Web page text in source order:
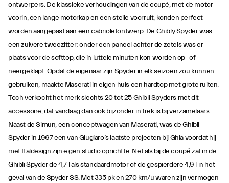
ontwerpers. De klassieke verhoudingen van de coupé, met de motor
voorin, een lange motorkap en een steile voorruit, konden perfect
worden aangepast aan een cabrioletontwerp. De Ghibly Spyder was
een zuivere tweezitter; onder een paneel achter de zetels was er
plaats voor de softtop, die in luttele minuten kon worden op- of
neergeklapt. Opdat de eigenaar zijn Spyder in elk seizoen zou kunnen
gebruiken, maakte Maserati in eigen huis een hardtop met grote ruiten.
Toch verkocht het merk slechts 20 tot 25 Ghibli Spyders met dit
accessoire, dat vandaag dan ook bijzonder in trek is bij verzamelaars.
Naast de Simun, een conceptwagen van Maserati, was de Ghibli
Spyder in 1967 een van Giugiaro’s laatste projecten bij Ghia voordat hij
met Italdesign zijn eigen studio oprichtte. Net als bij de coupé zat in de
Ghibli Spyder de 4,7 l als standaardmotor of de gespierdere 4,9 l in het
geval van de Spyder SS. Met 335 pk en 270 km/u waren zijn vermogen